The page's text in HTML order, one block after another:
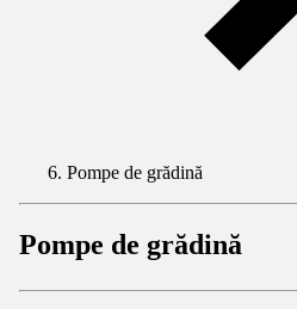
Pompe de grădină
Pompe de grădină